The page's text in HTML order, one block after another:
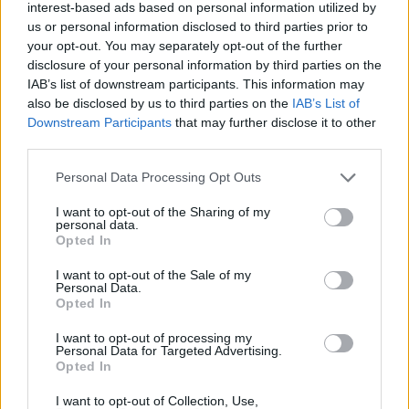
interest-based ads based on personal information utilized by
us or personal information disclosed to third parties prior to
your opt-out. You may separately opt-out of the further
disclosure of your personal information by third parties on the
IAB’s list of downstream participants. This information may
also be disclosed by us to third parties on the IAB’s List of
Downstream Participants that may further disclose it to other
Personal Data Processing Opt Outs
I want to opt-out of the Sharing of my
personal data.
Opted In
I want to opt-out of the Sale of my
Personal Data.
Opted In
I want to opt-out of processing my
Personal Data for Targeted Advertising.
Opted In
I want to opt-out of Collection, Use,
– Δράμας, κοντά στην Παλαιοκώμη.
Καταδίωξη στο κέντρο της
Θεσσαλονίκης: Έσπασαν το
τζάμι του οδηγού – «Μην κάνεις
μ@@@», του φώναζαν
ΣΉΜΕΡΑ
Εξαιτίας των υψηλών ταχυτήτων το
καρφώθηκε πάνω σε κολονάκια.
Αρχεία UFO: Αθόρυβα τριγωνικά
σκάφη 152 μέτρων και
ανθρώπινο σώμα στα νέα
αποχαρακτηρισμένα έγγραφα
Η κυβέρνηση Τραμπ δημοσίευσε την 5η
παρτίδα αποχαρακτηρισμένων αρχείων
με αναφορές στρατιωτικών πιλότων,
Βραζιλία και Αφγανιστάν.